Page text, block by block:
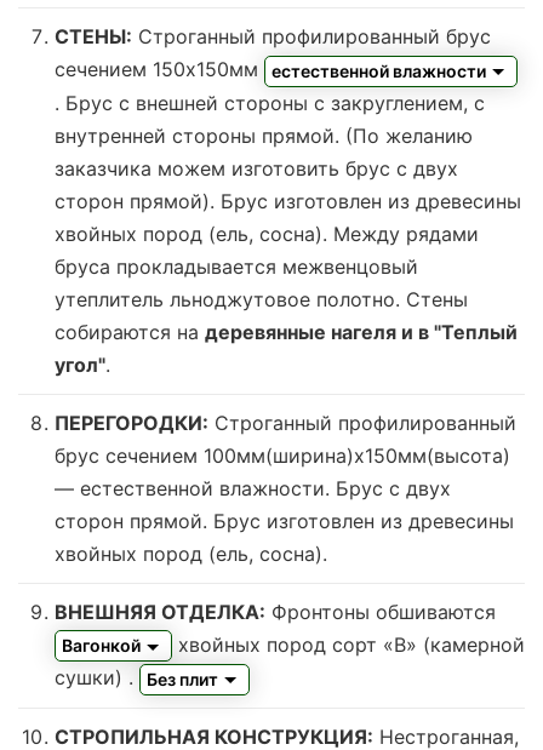
СТЕНЫ: Строганный профилированный брус
сечением 150х150мм
естественной влажности
. Брус с внешней стороны с закруглением, с
внутренней стороны прямой. (По желанию
заказчика можем изготовить брус с двух
сторон прямой). Брус изготовлен из древесины
хвойных пород (ель, сосна). Между рядами
бруса прокладывается межвенцовый
утеплитель льноджутовое полотно. Стены
собираются на деревянные нагеля и в "Теплый
угол".
ПЕРЕГОРОДКИ: Строганный профилированный
брус сечением 100мм(ширина)x150мм(высота)
— естественной влажности. Брус с двух
сторон прямой. Брус изготовлен из древесины
хвойных пород (ель, сосна).
ВНЕШНЯЯ ОТДЕЛКА: Фронтоны обшиваются
Вагонкой
хвойных пород сорт «В» (камерной
сушки) . Без плит
СТРОПИЛЬНАЯ КОНСТРУКЦИЯ: Нестроганная,